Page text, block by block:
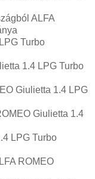
ALFA
Turbo
1.4 LPG Turbo
Giulietta 1.4 LPG
Giulietta 1.4
LPG Turbo
ROMEO